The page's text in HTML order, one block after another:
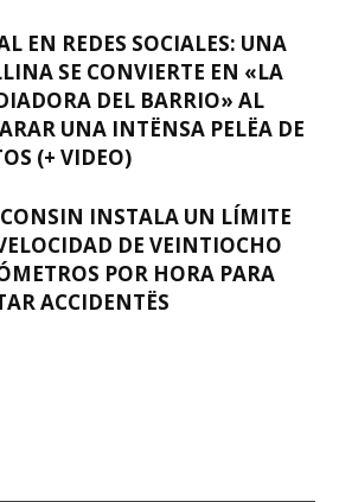
EN REDES SOCIALES: UNA
SE CONVIERTE EN «LA
DEL BARRIO» AL
UNA INTËNSA PELËA DE
(+ VIDEO)
INSTALA UN LÍMITE
DE VEINTIOCHO
POR HORA PARA
ACCIDENTËS